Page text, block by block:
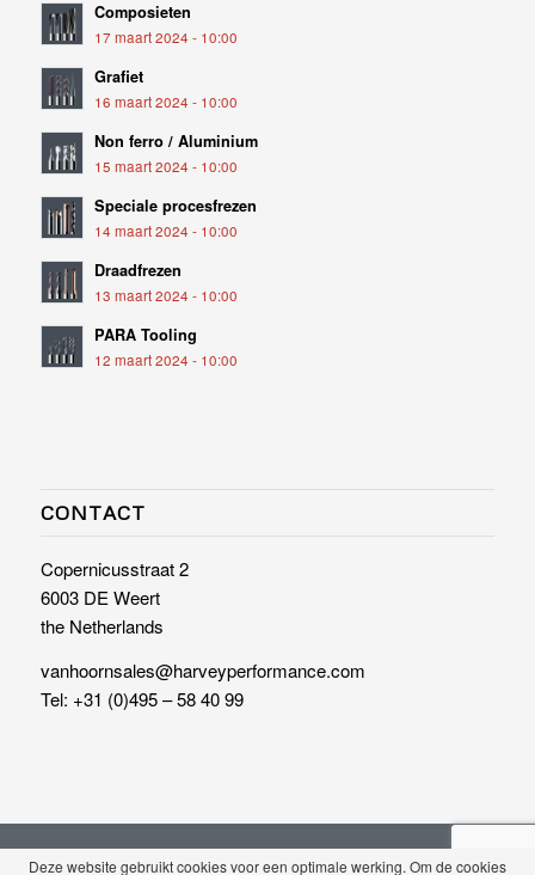
Composieten
17 maart 2024 - 10:00
Grafiet
16 maart 2024 - 10:00
Non ferro / Aluminium
15 maart 2024 - 10:00
Speciale procesfrezen
14 maart 2024 - 10:00
Draadfrezen
13 maart 2024 - 10:00
PARA Tooling
12 maart 2024 - 10:00
CONTACT
Copernicusstraat 2
6003 DE Weert
the Netherlands
vanhoornsales@harveyperformance.com
Tel: +31 (0)495 – 58 40 99
Deze website gebruikt cookies voor een optimale werking. Om de cookies